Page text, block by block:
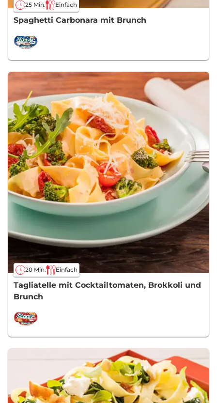
25 Min. Einfach
Spaghetti Carbonara mit Brunch
20 Min. Einfach
Tagliatelle mit Cocktailtomaten, Brokkoli und
Brunch